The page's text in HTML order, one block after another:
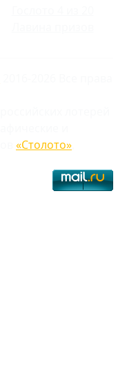
«Столото»